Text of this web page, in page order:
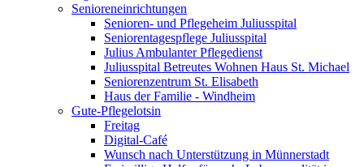
Senioreneinrichtungen
Senioren- und Pflegeheim Juliusspital
Seniorentagespflege Juliusspital
Julius Ambulanter Pflegedienst
Juliusspital Betreutes Wohnen Haus St. Michael
Seniorenzentrum St. Elisabeth
Haus der Familie - Windheim
Gute-Pflegelotsin
Freitag
Digital-Café
Wunsch nach Unterstützung in Münnerstadt